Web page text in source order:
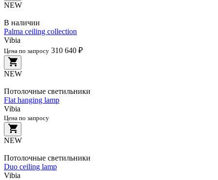
NEW
В наличии
Palma ceiling collection
Vibia
Цена по запросу 310 640 ₽
NEW
Потолочные светильники
Flat hanging lamp
Vibia
Цена по запросу
NEW
Потолочные светильники
Duo ceiling lamp
Vibia